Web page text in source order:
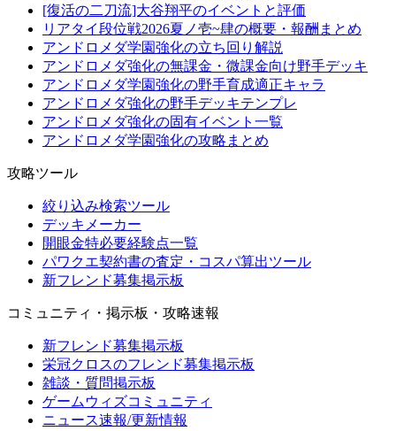
[復活の二刀流]大谷翔平のイベントと評価
リアタイ段位戦2026夏ノ壱~肆の概要・報酬まとめ
アンドロメダ学園強化の立ち回り解説
アンドロメダ強化の無課金・微課金向け野手デッキ
アンドロメダ学園強化の野手育成適正キャラ
アンドロメダ強化の野手デッキテンプレ
アンドロメダ強化の固有イベント一覧
アンドロメダ学園強化の攻略まとめ
攻略ツール
絞り込み検索ツール
デッキメーカー
開眼金特必要経験点一覧
パワクエ契約書の査定・コスパ算出ツール
新フレンド募集掲示板
コミュニティ・掲示板・攻略速報
新フレンド募集掲示板
栄冠クロスのフレンド募集掲示板
雑談・質問掲示板
ゲームウィズコミュニティ
ニュース速報/更新情報